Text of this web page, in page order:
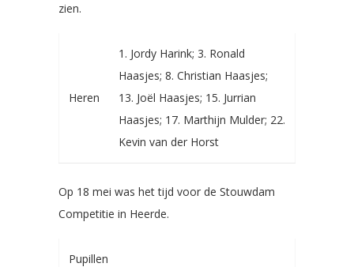
zien.
Heren
1. Jordy Harink; 3. Ronald
Haasjes; 8. Christian Haasjes;
13. Joël Haasjes; 15. Jurrian
Haasjes; 17. Marthijn Mulder; 22.
Kevin van der Horst
Op 18 mei was het tijd voor de Stouwdam
Competitie in Heerde.
Pupillen